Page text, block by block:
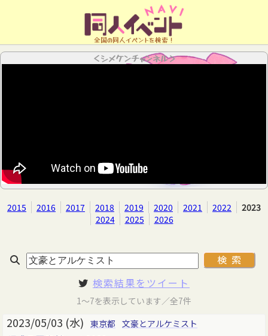
全国の同人イベントを検索！
＜シメケンチャンネル＞
2015 2016 2017 2018 2019 2020 2021 2022
2023
2024
2025 2026
検索結果をツイート
1～7を表示しています／全7件
2023/05/03 (水) 東京都 文豪とアルケミスト